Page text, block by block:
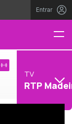
Entrar
TV
RTP